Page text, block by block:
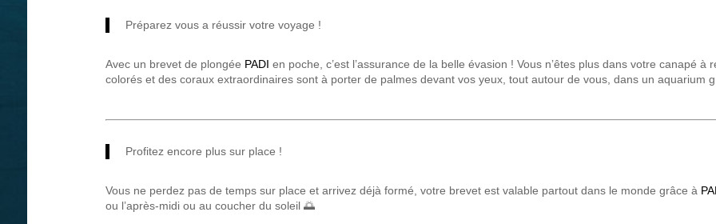
Préparez vous a réussir votre voyage !
Avec un brevet de plongée PADI en poche, c’est l’assurance de la belle évasion ! Vous n’êtes plus dans votre canapé
colorés et des coraux extraordinaires sont à porter de palmes devant vos yeux, tout autour de vous, dans un aquarium
Profitez encore plus sur place !
Vous ne perdez pas de temps sur place et arrivez déjà formé, votre brevet est valable partout dans le monde grâce à
ou l’après-midi ou au coucher du soleil 🌅